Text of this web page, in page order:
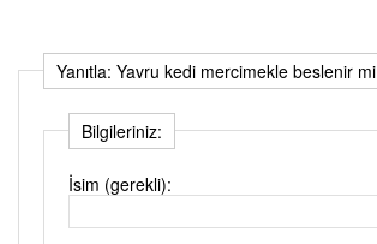
Yanıtla: Yavru kedi mercimekle beslenir mi
Bilgileriniz:
İsim (gerekli):